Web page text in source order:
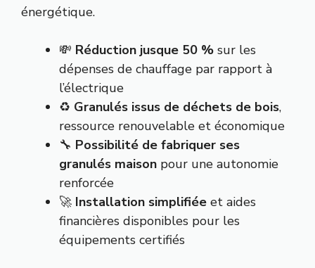
énergétique.
💸 Réduction jusque 50 % sur les
dépenses de chauffage par rapport à
l’électrique
♻️ Granulés issus de déchets de bois,
ressource renouvelable et économique
🔧 Possibilité de fabriquer ses
granulés maison pour une autonomie
renforcée
🚀 Installation simplifiée et aides
financières disponibles pour les
équipements certifiés